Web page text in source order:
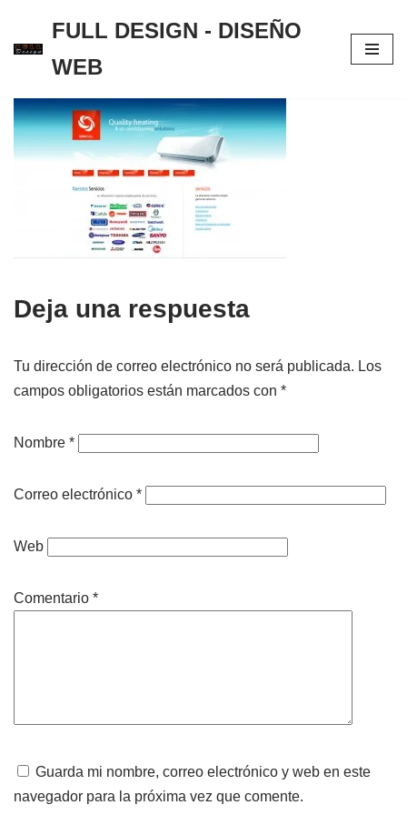
Saltar
contenido
FULL DESIGN - DISEÑO
WEB
Deja una respuesta
Tu dirección de correo electrónico no será publicada. Los
campos obligatorios están marcados con *
Nombre *
Correo electrónico *
Web
Comentario *
Guarda mi nombre, correo electrónico y web en este
navegador para la próxima vez que comente.